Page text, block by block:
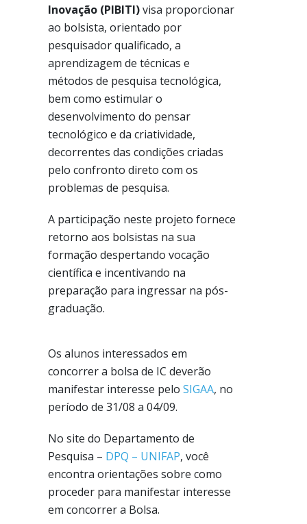
Inovação (PIBITI)visa proporcionar
ao bolsista, orientado por
pesquisador qualificado, a
aprendizagem de técnicas e
métodos de pesquisa tecnológica,
bem como estimular o
desenvolvimento do pensar
tecnológico e da criatividade,
decorrentes das condições criadas
pelo confronto direto com os
problemas de pesquisa.
A participação neste projeto fornece
retorno aos bolsistas na sua
formação despertando vocação
científica e incentivando na
preparação para ingressar na pós-
graduação.
Os alunos interessados em
concorrer a bolsa de IC deverão
manifestar interesse pelo SIGAA, no
período de 31/08 a 04/09.
No site do Departamento de
Pesquisa – DPQ – UNIFAP, você
encontra orientações sobre como
proceder para manifestar interesse
em concorrer a Bolsa.